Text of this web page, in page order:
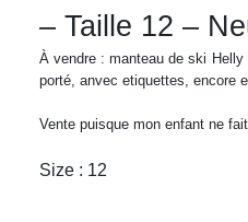
– Taille 12 –
À vendre : manteau de ski
porté, anvec etiquettes, encore
Vente puisque mon enfant ne
Size : 12